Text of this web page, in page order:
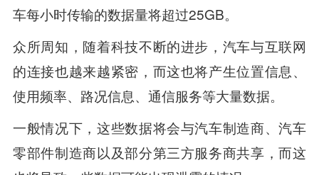
车每小时传输的数据量将超过25GB。
众所周知，随着科技不断的进步，汽车与互联网
的连接也越来越紧密，而这也将产生位置信息、
使用频率、路况信息、通信服务等大量数据。
一般情况下，这些数据将会与汽车制造商、汽车
零部件制造商以及部分第三方服务商共享，而这